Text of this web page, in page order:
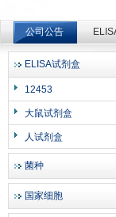
上海邦景实业有限公司
公司公告
ELISA试剂盒
12453
大鼠试剂盒
人试剂盒
菌种
国家细胞